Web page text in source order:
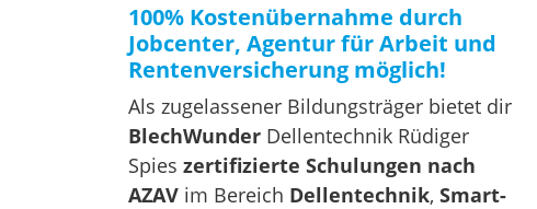
100% Kostenübernahme durch
Jobcenter, Agentur für Arbeit und
Rentenversicherung möglich!
Als zugelassener Bildungsträger bietet dir
BlechWunder Dellentechnik Rüdiger
Spies zertifizierte Schulungen nach
AZAV im Bereich Dellentechnik, Smart-